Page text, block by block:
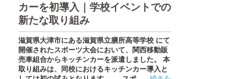
カーを初導入｜学校イベントでの
新たな取り組み
滋賀県大津市にある滋賀県立膳所高等学校 にて
開催されたスポーツ大会において、関西移動販
売車組合からキッチンカーを派遣しました。 本
取り組みは、同校におけるキッチンカー導入と